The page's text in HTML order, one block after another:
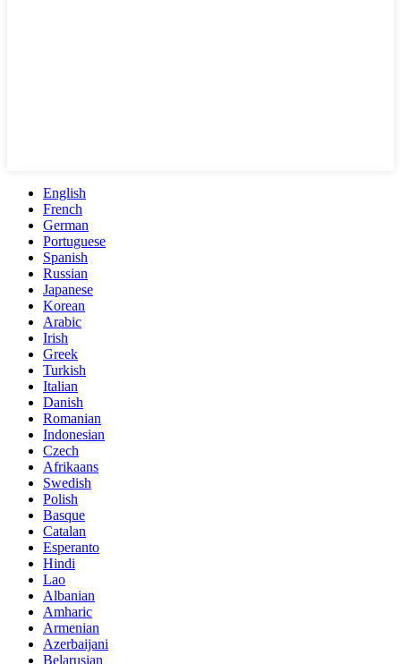
English
French
German
Portuguese
Spanish
Russian
Japanese
Korean
Arabic
Irish
Greek
Turkish
Italian
Danish
Romanian
Indonesian
Czech
Afrikaans
Swedish
Polish
Basque
Catalan
Esperanto
Hindi
Lao
Albanian
Amharic
Armenian
Azerbaijani
Belarusian